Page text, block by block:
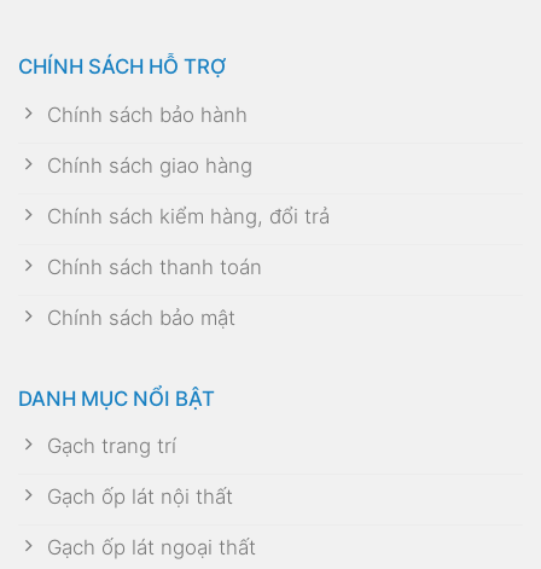
CHÍNH SÁCH HỖ TRỢ
Chính sách bảo hành
Chính sách giao hàng
Chính sách kiểm hàng, đổi trả
Chính sách thanh toán
Chính sách bảo mật
DANH MỤC NỔI BẬT
Gạch trang trí
Gạch ốp lát nội thất
Gạch ốp lát ngoại thất